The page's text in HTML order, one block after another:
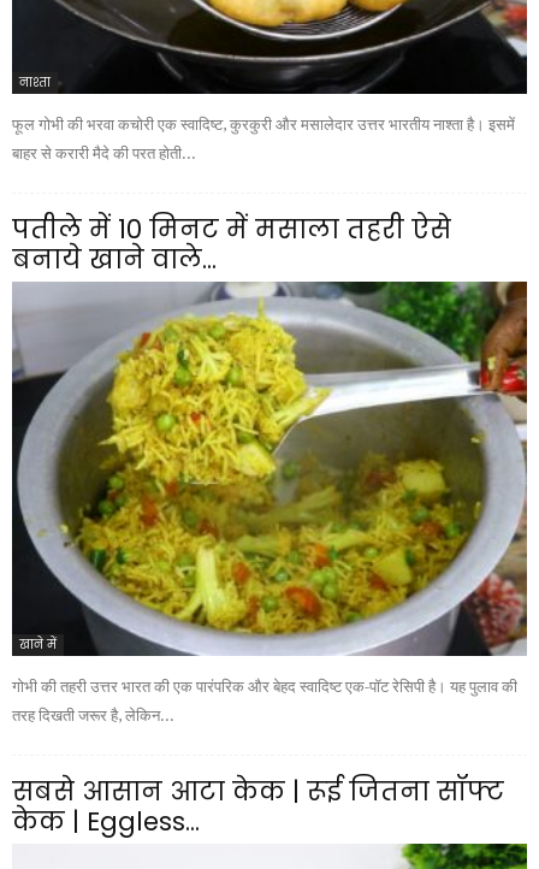
नाश्ता
फूल गोभी की भरवा कचोरी एक स्वादिष्ट, कुरकुरी और मसालेदार उत्तर भारतीय नाश्ता है। इसमें
बाहर से करारी मैदे की परत होती...
पतीले में 10 मिनट में मसाला तहरी ऐसे
बनाये खाने वाले...
खाने में
गोभी की तहरी उत्तर भारत की एक पारंपरिक और बेहद स्वादिष्ट एक-पॉट रेसिपी है। यह पुलाव की
तरह दिखती जरूर है, लेकिन...
सबसे आसान आटा केक | रूई जितना सॉफ्ट
केक | Eggless...